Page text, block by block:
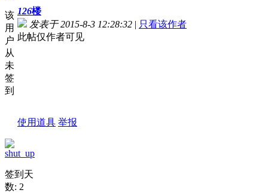
该
用
户
从
未
签
到
126楼
发表于 2015-8-3 12:28:32 | 只看该作者
此帖仅作者可见
使用道具 举报
shut_up
签到天
数: 2